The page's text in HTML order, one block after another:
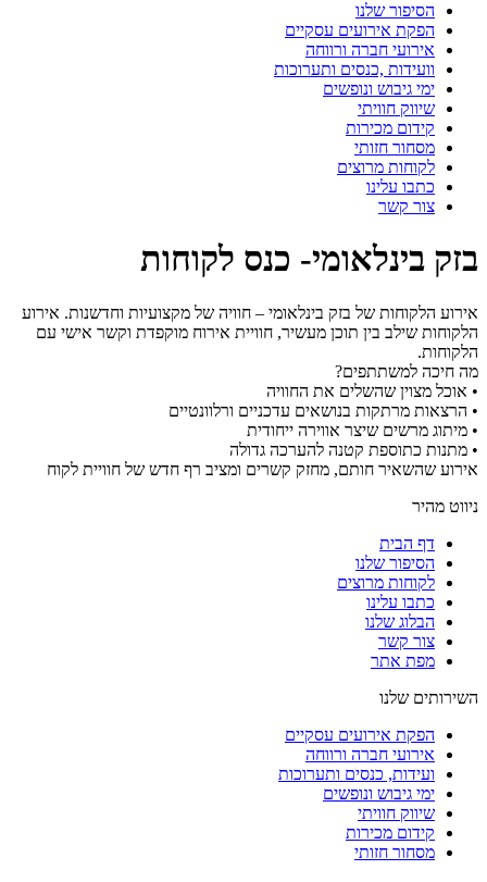
הסיפור שלנו
הפקת אירועים עסקיים
אירועי חברה ורווחה
וועידות ,כנסים ותערוכות
ימי גיבוש ונופשים
שיווק חוויתי
קידום מכירות
מסחור חזותי
לקוחות מרוצים
כתבו עלינו
צור קשר
בזק בינלאומי- כנס לקוחות
אירוע הלקוחות של בזק בינלאומי – חוויה של מקצועיות וחדשנות. אירוע
הלקוחות שילב בין תוכן מעשיר, חוויית אירוח מוקפדת וקשר אישי עם
הלקוחות.
מה חיכה למשתתפים?
• אוכל מצוין שהשלים את החוויה
• הרצאות מרתקות בנושאים עדכניים ורלוונטיים
• מיתוג מרשים שיצר אווירה ייחודית
• מתנות כתוספת קטנה להערכה גדולה
אירוע שהשאיר חותם, מחזק קשרים ומציב רף חדש של חוויית לקוח
ניווט מהיר
דף הבית
הסיפור שלנו
לקוחות מרוצים
כתבו עלינו
הבלוג שלנו
צור קשר
מפת אתר
השירותים שלנו
הפקת אירועים עסקיים
אירועי חברה ורווחה
ועידות, כנסים ותערוכות
ימי גיבוש ונופשים
שיווק חוויתי
קידום מכירות
מסחור חזותי